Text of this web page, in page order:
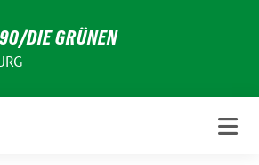
DIE GRÜNEN